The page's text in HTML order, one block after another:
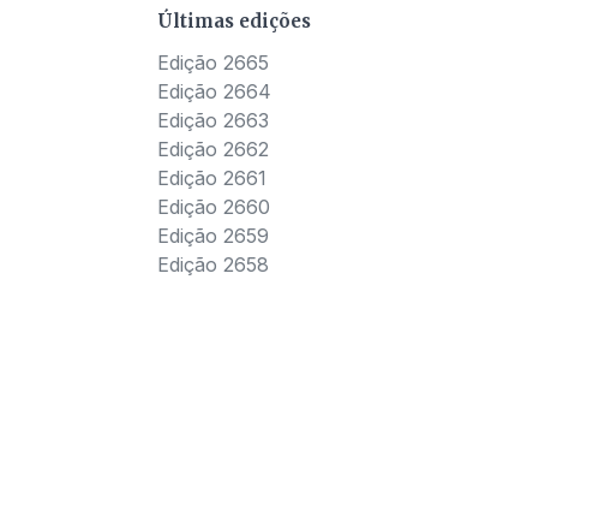
Últimas edições
Edição 2665
Edição 2664
Edição 2663
Edição 2662
Edição 2661
Edição 2660
Edição 2659
Edição 2658